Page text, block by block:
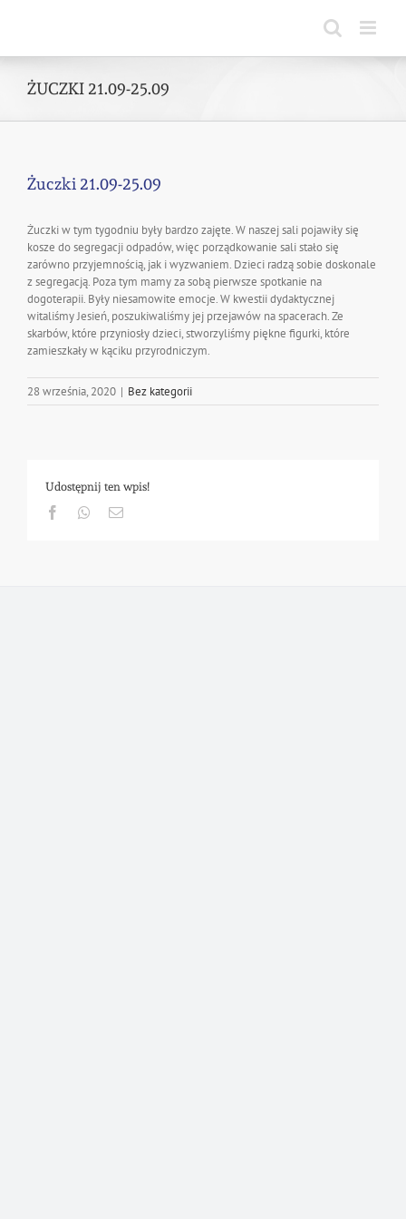
ŻUCZKI 21.09-25.09
Żuczki 21.09-25.09
Żuczki w tym tygodniu były bardzo zajęte. W naszej sali pojawiły się
kosze do segregacji odpadów, więc porządkowanie sali stało się
zarówno przyjemnością, jak i wyzwaniem. Dzieci radzą sobie doskonale
z segregacją. Poza tym mamy za sobą pierwsze spotkanie na
dogoterapii. Były niesamowite emocje. W kwestii dydaktycznej
witaliśmy Jesień, poszukiwaliśmy jej przejawów na spacerach. Ze
skarbów, które przyniosły dzieci, stworzyliśmy piękne figurki, które
zamieszkały w kąciku przyrodniczym.
28 września, 2020 | Bez kategorii
Udostępnij ten wpis!
FacebookWhatsapp
Email